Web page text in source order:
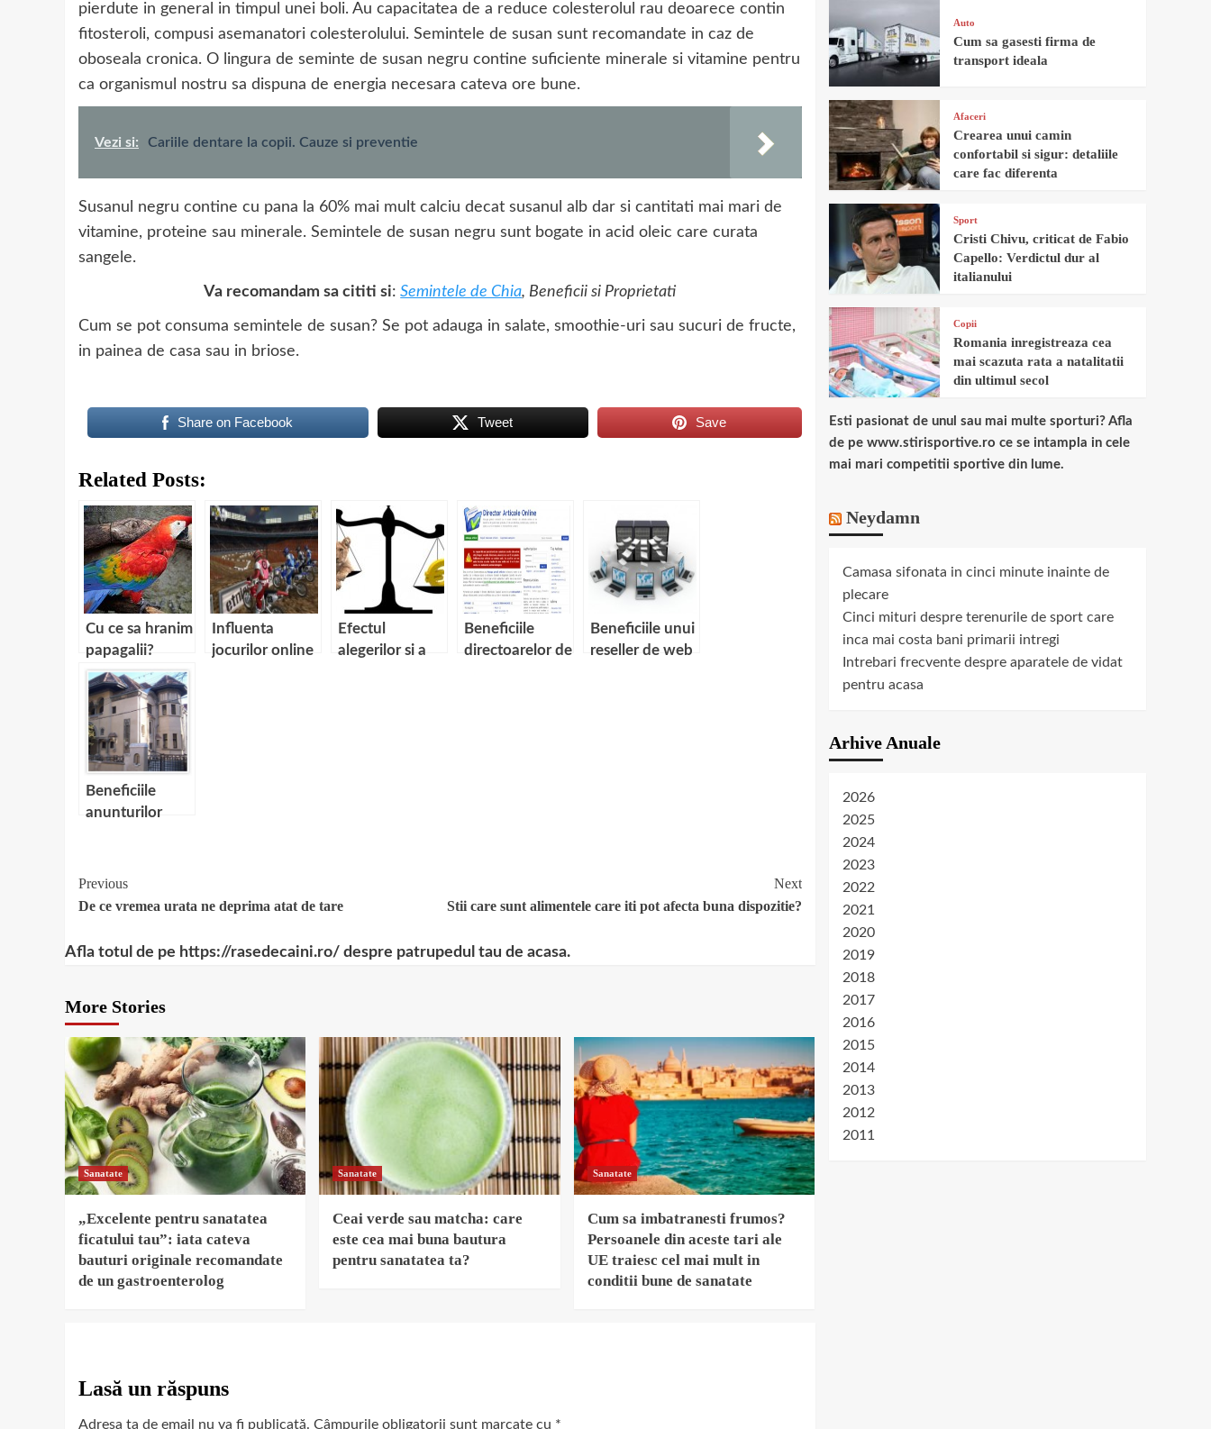
pierdute in general in timpul unei boli. Au capacitatea de a reduce colesterolul rau deoarece contin
fitosteroli, compusi asemanatori colesterolului. Semintele de susan sunt recomandate in caz de
oboseala cronica. O lingura de seminte de susan negru contine suficiente minerale si vitamine pentru
ca organismul nostru sa dispuna de energia necesara cateva ore bune.
Vezi si: Cariile dentare la copii. Cauze si preventie
Susanul negru contine cu pana la 60% mai mult calciu decat susanul alb dar si cantitati mai mari de
vitamine, proteine sau minerale. Semintele de susan negru sunt bogate in acid oleic care curata
sangele.
Va recomandam sa cititi si: Semintele de Chia, Beneficii si Proprietati
Cum se pot consuma semintele de susan? Se pot adauga in salate, smoothie-uri sau sucuri de fructe,
in painea de casa sau in briose.
Share on Facebook Tweet Save
Related Posts:
Cu ce sa hranim
papagalii?
Influenta
jocurilor online
Efectul
alegerilor si a
Beneficiile
directoarelor de
Beneficiile unui
reseller de web
Beneficiile
anunturilor
Continue
Reading
Previous
De ce vremea urata ne deprima atat de tare
Next
Stii care sunt alimentele care iti pot afecta buna dispozitie?
Afla totul de pe https://rasedecaini.ro/ despre patrupedul tau de acasa.
More Stories
Sanatate
„Excelente pentru sanatatea
ficatului tau”: iata cateva
bauturi originale recomandate
de un gastroenterolog
Sanatate
Ceai verde sau matcha: care
este cea mai buna bautura
pentru sanatatea ta?
Sanatate
Cum sa imbatranesti frumos?
Persoanele din aceste tari ale
UE traiesc cel mai mult in
conditii bune de sanatate
Lasă un răspuns
Adresa ta de email nu va fi publicată. Câmpurile obligatorii sunt marcate cu *
Auto
Cum sa gasesti firma de
transport ideala
Afaceri
Crearea unui camin
confortabil si sigur: detaliile
care fac diferenta
Sport
Cristi Chivu, criticat de Fabio
Capello: Verdictul dur al
italianului
Copii
Romania inregistreaza cea
mai scazuta rata a natalitatii
din ultimul secol
Esti pasionat de unul sau mai multe sporturi? Afla
de pe www.stirisportive.ro ce se intampla in cele
mai mari competitii sportive din lume.
Neydamn
Camasa sifonata in cinci minute inainte de
plecare
Cinci mituri despre terenurile de sport care
inca mai costa bani primarii intregi
Intrebari frecvente despre aparatele de vidat
pentru acasa
Arhive Anuale
2026
2025
2024
2023
2022
2021
2020
2019
2018
2017
2016
2015
2014
2013
2012
2011